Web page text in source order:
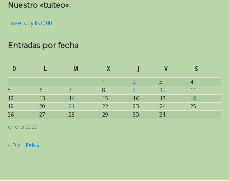
Nuestro «tuiteo»:
Tweets by ks7000
Entradas por fecha
enero 2020
D L M X J V
S
1
2 3
4
5
6 7 8 9 10
11
12
13 14 15 16 17
18
19
20 21 22 23 24
25
26
27 28 29 30 31
« Dic Feb »